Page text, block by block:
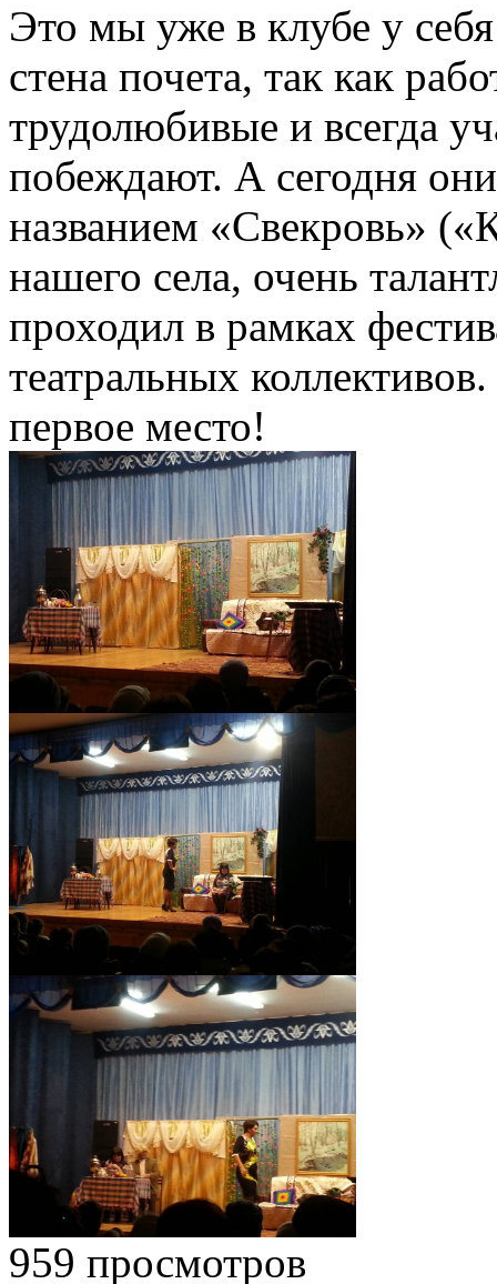
Это мы уже в клубе у
стена почета, так как
трудолюбивые и всегда
побеждают. А сегодня
названием «Свекровь»
нашего села, очень
проходил в рамках
театральных
первое место!
959 просмотров